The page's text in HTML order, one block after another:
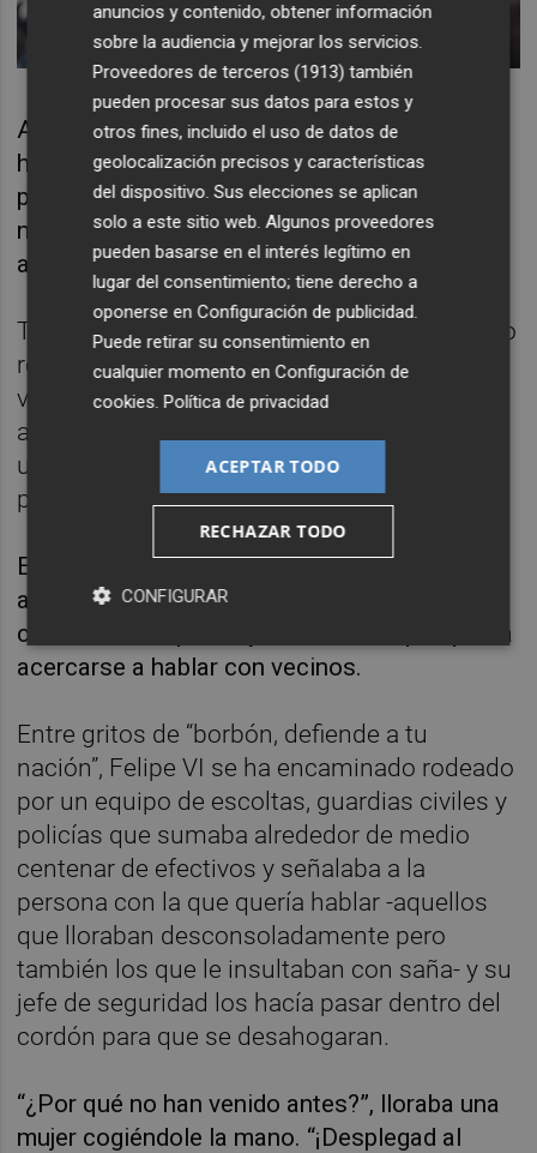
Ante el ambiente cada vez más hostil han
hecho su aparición cuatro agentes de la
policía montada, que han despertado el
nerviosismo de los presentes debido a la
actitud revoltosa de los caballos.
Tras casi media hora, la comitiva ha decidido
replegarse y encaminarse hacia los
vehículos que aguardaban unos metros
atrás. Mazón se ha introducido dentro de
uno de los coches y la reina ha hecho lo
propio en otro vehículo.
El rey ha llegado a sentarse en la parte de
atrás del suyo, pero a los pocos segundos ha
cambiado de opinión y ha indicado que quería
acercarse a hablar con vecinos.
Entre gritos de “borbón, defiende a tu
nación”, Felipe VI se ha encaminado rodeado
por un equipo de escoltas, guardias civiles y
policías que sumaba alrededor de medio
centenar de efectivos y señalaba a la
persona con la que quería hablar -aquellos
que lloraban desconsoladamente pero
también los que le insultaban con saña- y su
jefe de seguridad los hacía pasar dentro del
cordón para que se desahogaran.
“¿Por qué no han venido antes?”, lloraba una
mujer cogiéndole la mano. “¡Desplegad al
anuncios y contenido, obtener información
sobre la audiencia y mejorar los servicios.
Proveedores de terceros (1913) también
pueden procesar sus datos para estos y
otros fines, incluido el uso de datos de
geolocalización precisos y características
del dispositivo. Sus elecciones se aplican
solo a este sitio web. Algunos proveedores
pueden basarse en el interés legítimo en
lugar del consentimiento; tiene derecho a
oponerse enConfiguración de publicidad.
Puede retirar su consentimiento en
cualquier momento enConfiguración de
cookies.Política de privacidad
ACEPTAR TODO
RECHAZAR TODO
CONFIGURAR